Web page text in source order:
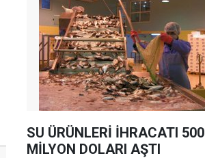
SU ÜRÜNLERİ İHRACATI 500
MİLYON DOLARI AŞTI